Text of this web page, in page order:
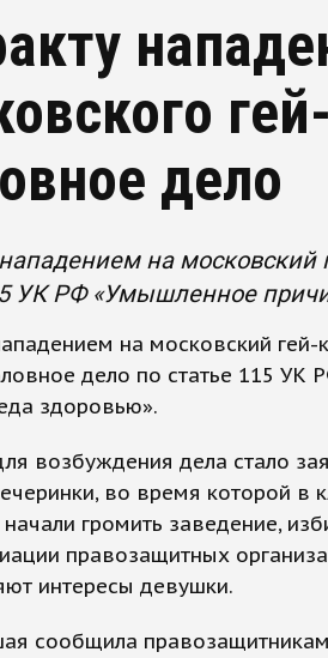
дело
на московский
УК РФ «Умышленное
на московский
дело по статье 115
здоровью».
возбуждения дела стало
во время которой в
громить заведение,
правозащитных
интересы девушки.
сообщила